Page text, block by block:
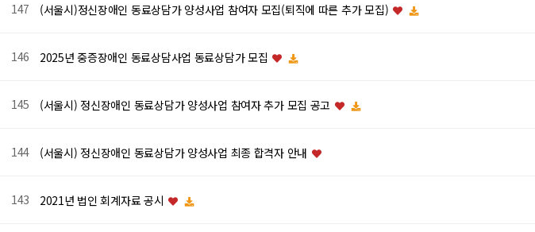
147 (서울시)정신장애인 동료상담가 양성사업 참여자 모집(퇴직에 따른 추가 모집)
146 2025년 중증장애인 동료상담사업 동료상담가 모집
145 (서울시) 정신장애인 동료상담가 양성사업 참여자 추가 모집 공고
144 (서울시) 정신장애인 동료상담가 양성사업 최종 합격자 안내
143 2021년 법인 회계자료 공시